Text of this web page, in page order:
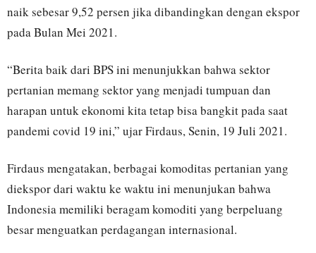
naik sebesar 9,52 persen jika dibandingkan dengan ekspor
pada Bulan Mei 2021.
“Berita baik dari BPS ini menunjukkan bahwa sektor
pertanian memang sektor yang menjadi tumpuan dan
harapan untuk ekonomi kita tetap bisa bangkit pada saat
pandemi covid 19 ini,” ujar Firdaus, Senin, 19 Juli 2021.
Firdaus mengatakan, berbagai komoditas pertanian yang
diekspor dari waktu ke waktu ini menunjukan bahwa
Indonesia memiliki beragam komoditi yang berpeluang
besar menguatkan perdagangan internasional.